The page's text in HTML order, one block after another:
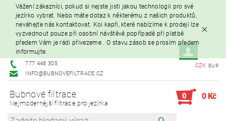
Vážení zákazníci, pokud si nejste jisti jakou technologii pro své
jezírko vybrat. Nebo máte dotaz k některému z našich produktů,
neváhejte nás kontaktovat. Koi kapři, které nabízíme k prodeji lze
vyzvednout pouze při osobní návštěvě popřípadě při platbě
předem Vám je rádi přivezeme . O stavu zásob se prosím předem
informujte.
777 448 305
INFO@BUBNOVEFILTRACE.CZ
CZK EUR
Bubnové filtrace
Nejmodernější filtrace pro jezírka
0 0 Kč